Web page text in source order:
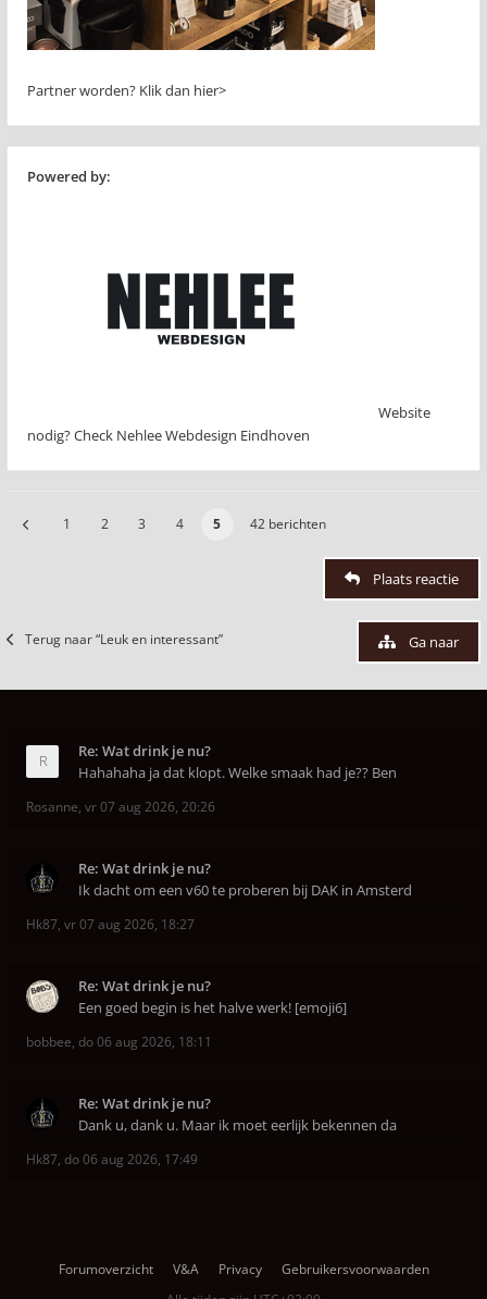
Partner worden? Klik dan hier>
Powered by:
Website
nodig? Check Nehlee Webdesign Eindhoven
1 2 3 4 5 42 berichten
Plaats reactie
Terug naar “Leuk en interessant” Ga naar
Re: Wat drink je nu?
Hahahaha ja dat klopt. Welke smaak had je?? Ben
Rosanne, vr 07 aug 2026, 20:26
Re: Wat drink je nu?
Ik dacht om een v60 te proberen bij DAK in Amsterd
Hk87, vr 07 aug 2026, 18:27
Re: Wat drink je nu?
Een goed begin is het halve werk! [emoji6]
bobbee, do 06 aug 2026, 18:11
Re: Wat drink je nu?
Dank u, dank u. Maar ik moet eerlijk bekennen da
Hk87, do 06 aug 2026, 17:49
Forumoverzicht V&A Privacy
Gebruikersvoorwaarden